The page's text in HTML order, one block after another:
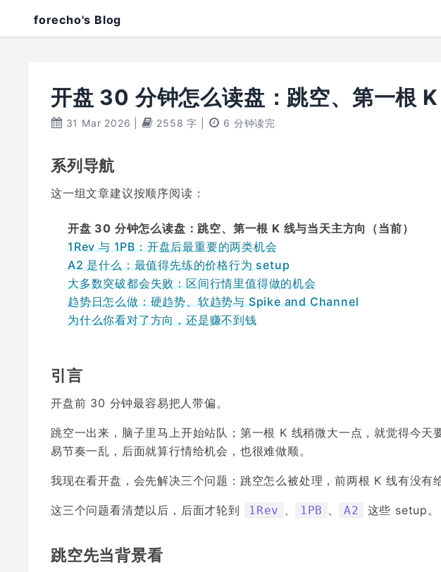
forecho's Blog
开盘 30 分钟怎么读盘：跳空、第一根
31 Mar 2026 2558 字 6 分钟读完
系列导航
这一组文章建议按顺序阅读：
开盘 30 分钟怎么读盘：跳空、第一根 K 线与当天主方向（当前）
1Rev 与 1PB：开盘后最重要的两类机会
A2 是什么：最值得先练的价格行为 setup
大多数突破都会失败：区间行情里值得做的机会
趋势日怎么做：硬趋势、软趋势与 Spike and Channel
为什么你看对了方向，还是赚不到钱
引言
开盘前 30 分钟最容易把人带偏。
跳空一出来，脑子里马上开始站队；第一根 K 线稍微大一点，就觉得今天
易节奏一乱，后面就算行情给机会，也很难做顺。
我现在看开盘，会先解决三个问题：跳空怎么被处理，前两根 K 线有没有
这三个问题看清楚以后，后面才轮到 1Rev 、 1PB 、 A2 这些 setup。
跳空先当背景看